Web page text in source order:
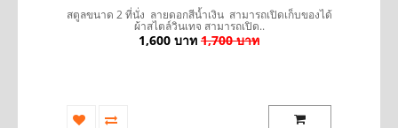
สตูลขนาด 2 ที่นั่ง ลายดอกสีน้ำเงิน สามารถเปิดเก็บของได้
ผ้าสไตล์วินเทจ สามารถเปิด..
1,600 บาท 1,700 บาท